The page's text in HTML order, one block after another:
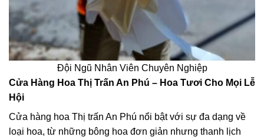
Đội Ngũ Nhân Viên Chuyên Nghiệp
Cửa Hàng Hoa Thị Trấn An Phú – Hoa Tươi Cho Mọi Lễ
Hội
Cửa hàng hoa Thị trấn An Phú nổi bật với sự đa dạng về
loại hoa, từ những bông hoa đơn giản nhưng thanh lịch